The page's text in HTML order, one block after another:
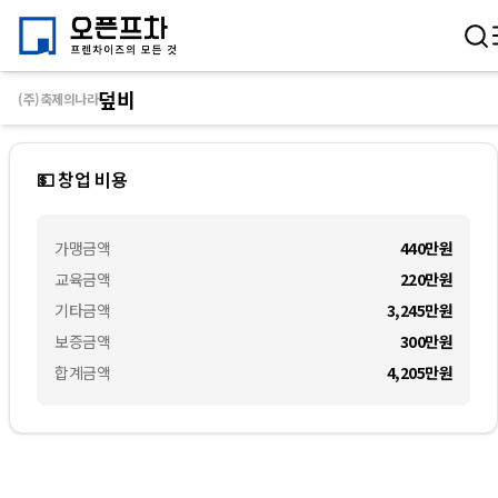
(주)축제의나라덮비
💵 창업 비용
가맹금액
교육금액
기타금액
보증금액
합계금액
440만원
220만원
3,245만원
300만원
4,205만원